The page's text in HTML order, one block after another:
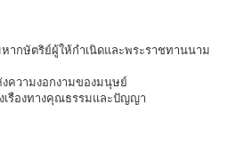
กษัตริย์ผู้ให้กำเนิดและพระราชทานนาม
วามงอกงามของมนุษย์
รืองทางคุณธรรมและปัญญา